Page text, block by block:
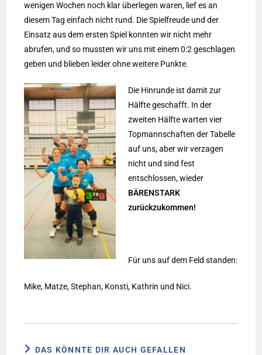
wenigen Wochen noch klar überlegen waren, lief es an
diesem Tag einfach nicht rund. Die Spielfreude und der
Einsatz aus dem ersten Spiel konnten wir nicht mehr
abrufen, und so mussten wir uns mit einem 0:2 geschlagen
geben und blieben leider ohne weitere Punkte.
Die Hinrunde ist damit zur
Hälfte geschafft. In der
zweiten Hälfte warten vier
Topmannschaften der Tabelle
auf uns, aber wir verzagen
nicht und sind fest
entschlossen, wieder
BÄRENSTARK
zurückzukommen!
Für uns auf dem Feld standen:
Mike, Matze, Stephan, Konsti, Kathrin und Nici.
DAS KÖNNTE DIR AUCH GEFALLEN